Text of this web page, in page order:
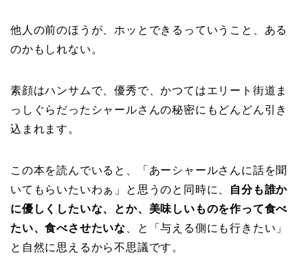
他人の前のほうが、ホッとできるっていうこと、ある
のかもしれない。
素顔はハンサムで、優秀で、かつてはエリート街道ま
っしぐらだったシャールさんの秘密にもどんどん引き
込まれます。
この本を読んでいると、「あーシャールさんに話を聞
いてもらいたいわぁ」と思うのと同時に、
自分も誰か
に優しくしたいな、とか、美味しいものを作って食べ
たい、食べさせたいな 、と「与える側にも行きたい」
と自然に思えるから不思議です。